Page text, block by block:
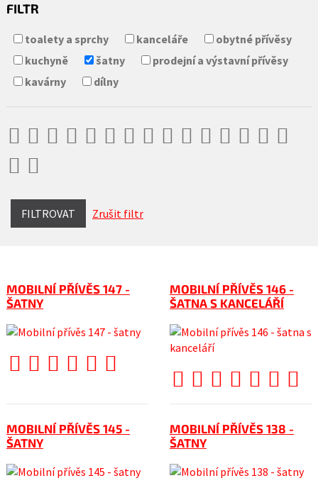
FILTR
toalety a sprchy kanceláře
obytné přívěsy
kuchyně
šatny
prodejní a výstavní přívěsy
kavárny
dílny
FILTROVAT Zrušit filtr
MOBILNÍ PŘÍVĚS 147 -
ŠATNY
MOBILNÍ PŘÍVĚS 146 -
ŠATNA S KANCELÁŘÍ
MOBILNÍ PŘÍVĚS 145 -
ŠATNY
MOBILNÍ PŘÍVĚS 138 -
ŠATNY